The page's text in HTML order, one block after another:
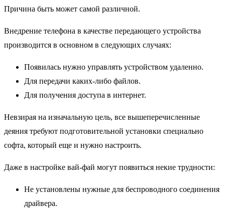
Причина быть может самой различной.
Внедрение телефона в качестве передающего устройства
производится в основном в следующих случаях:
Появилась нужно управлять устройством удаленно.
Для передачи каких-либо файлов.
Для получения доступа в интернет.
Невзирая на изначальную цель, все вышеперечисленные
деяния требуют подготовительной установки специально
софта, который еще и нужно настроить.
Даже в настройке вай-фай могут появиться некие трудности:
Не установлены нужные для беспроводного соединения
драйвера.